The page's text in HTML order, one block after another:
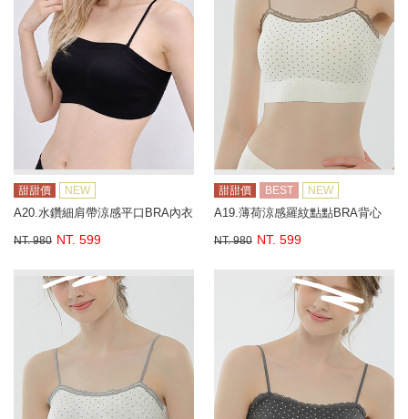
甜甜價 NEW
A20.水鑽細肩帶涼感平口BRA內衣
NT. 980 NT. 599
甜甜價 BEST NEW
A19.薄荷涼感羅紋點點BRA背心
NT. 980 NT. 599